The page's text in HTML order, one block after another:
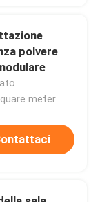
polvere
meter